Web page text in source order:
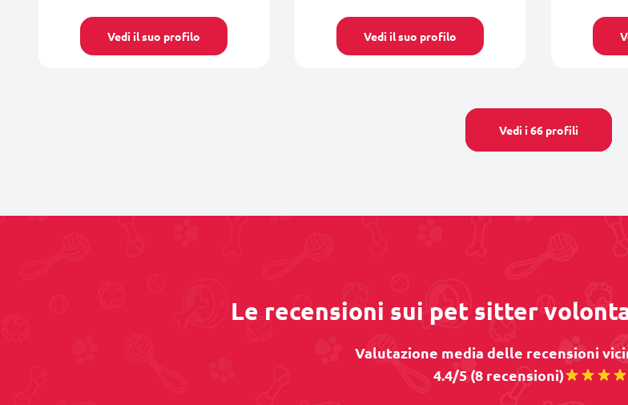
Vedi il suo profilo Vedi il suo profilo
Vedi i 66 profili
Le recensioni sui pet sitter
Valutazione media delle recensioni
4.4/5 (8 recensioni)